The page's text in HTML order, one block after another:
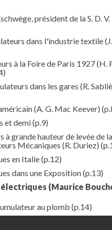
président de la S. D. V.
dans l'industrie textile (J.
à la Foire de Paris 1927 (H.
dans les gares (R.
(A. G. Mac Keever)
et demi(p.9)
à grande hauteur de levée de la
Mécaniques (R. Duriez)
en Italie(p.12)
dans une Exposition(p.13)
(Maurice
au plomb (p.14)